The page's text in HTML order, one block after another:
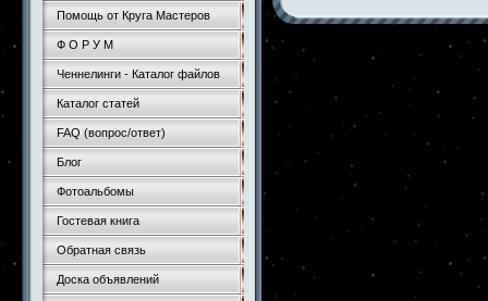
Помощь от Круга Мастеров
Ф О Р У М
Ченнелинги - Каталог файлов
Каталог статей
FAQ (вопрос/ответ)
Блог
Фотоальбомы
Гостевая книга
Обратная связь
Доска объявлений